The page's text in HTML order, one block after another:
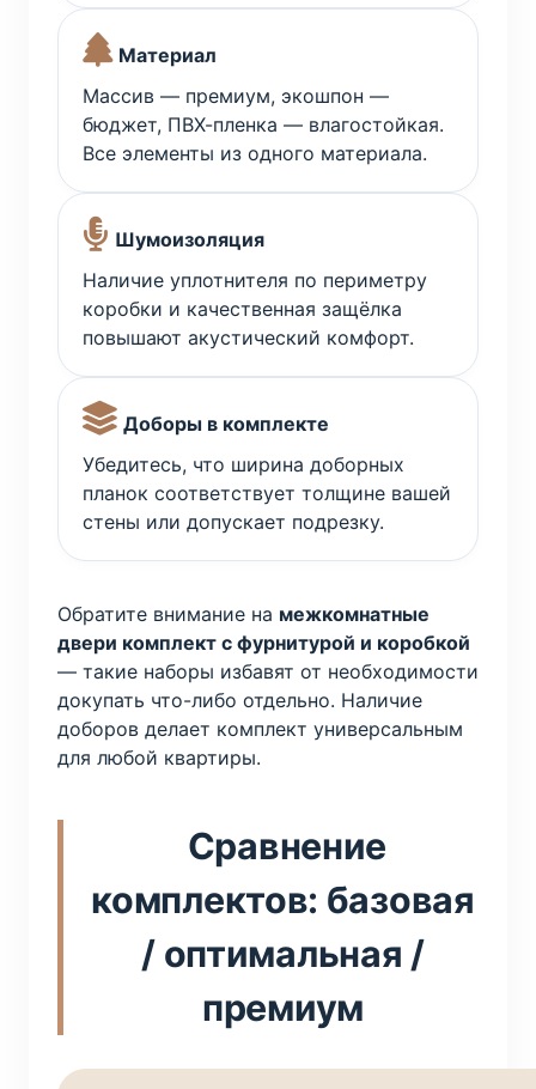
Материал
Массив — премиум, экошпон —
бюджет, ПВХ-пленка — влагостойкая.
Все элементы из одного материала.
Шумоизоляция
Наличие уплотнителя по периметру
коробки и качественная защёлка
повышают акустический комфорт.
Доборы в комплекте
Убедитесь, что ширина доборных
планок соответствует толщине вашей
стены или допускает подрезку.
Обратите внимание на межкомнатные
двери комплект с фурнитурой и коробкой
— такие наборы избавят от необходимости
докупать что-либо отдельно. Наличие
доборов делает комплект универсальным
для любой квартиры.
Сравнение
комплектов: базовая
/ оптимальная /
премиум